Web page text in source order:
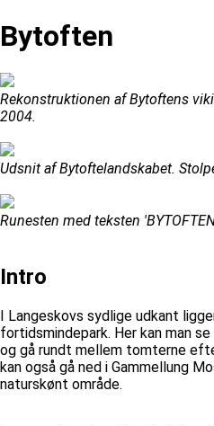
Bytoften
Rekonstruktionen af Bytoftens
2004.
Udsnit af Bytoftelandskabet.
Runesten med teksten
Intro
I Langeskovs sydlige udkant
fortidsmindepark. Her kan man
og gå rundt mellem tomterne
kan også gå ned i Gammellung
naturskønt område.